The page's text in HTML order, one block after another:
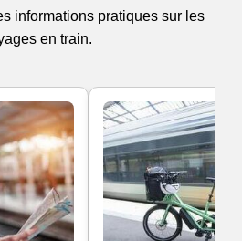
informations pratiques sur les
en train.